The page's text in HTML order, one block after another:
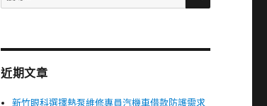
尋
字:
近期文章
新竹眼科選擇熱泵維修專員汽機車借款防護需求